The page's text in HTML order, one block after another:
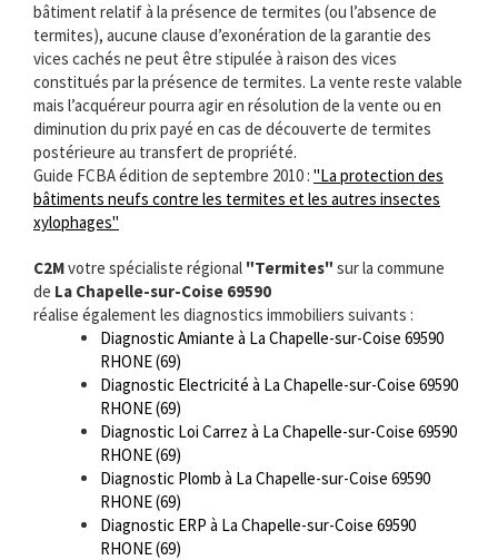
bâtiment relatif à la présence de termites (ou l’absence de
termites), aucune clause d’exonération de la garantie des
vices cachés ne peut être stipulée à raison des vices
constitués par la présence de termites. La vente reste valable
mais l’acquéreur pourra agir en résolution de la vente ou en
diminution du prix payé en cas de découverte de termites
postérieure au transfert de propriété.
Guide FCBA édition de septembre 2010 : "La protection des
bâtiments neufs contre les termites et les autres insectes
xylophages"
C2Mvotre spécialiste régional "Termites" sur la commune
de La Chapelle-sur-Coise 69590
réalise également les diagnostics immobiliers suivants :
Diagnostic Amiante à La Chapelle-sur-Coise 69590
RHONE (69)
Diagnostic Electricité à La Chapelle-sur-Coise 69590
RHONE (69)
Diagnostic Loi Carrez à La Chapelle-sur-Coise 69590
RHONE (69)
Diagnostic Plomb à La Chapelle-sur-Coise 69590
RHONE (69)
Diagnostic ERP à La Chapelle-sur-Coise 69590
RHONE (69)